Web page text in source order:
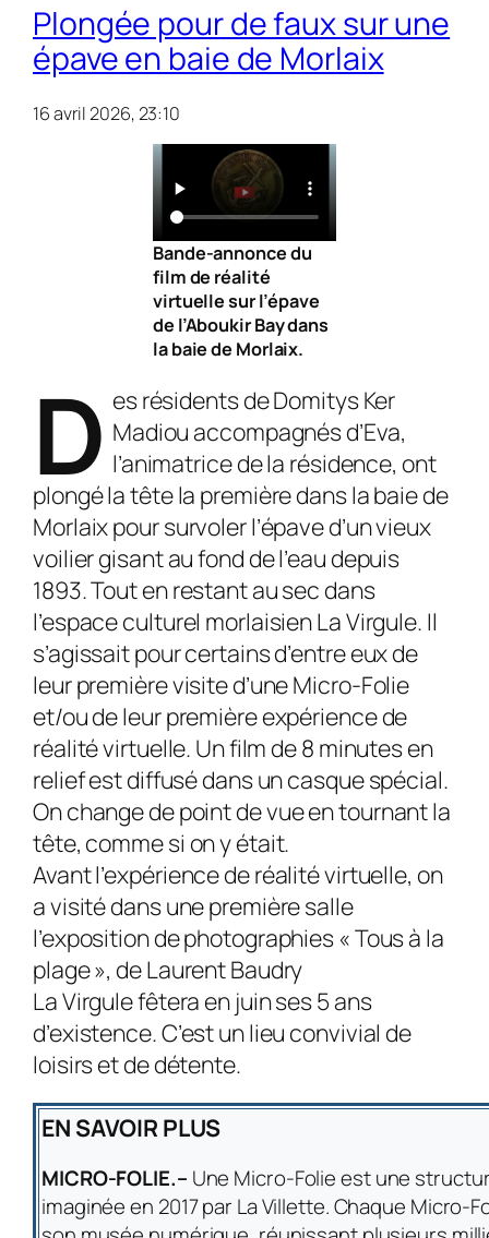
Plongée pour de faux sur une
épave en baie de Morlaix
16 avril 2026, 23:10
Bande-annonce du
film de réalité
virtuelle sur l’épave
de l’Aboukir Bay dans
la baie de Morlaix.
D es résidents de Domitys Ker
Madiou accompagnés d’Eva,
l’animatrice de la résidence, ont
plongé la tête la première dans la baie de
Morlaix pour survoler l’épave d’un vieux
voilier gisant au fond de l’eau depuis
1893. Tout en restant au sec dans
l’espace culturel morlaisien La Virgule. Il
s’agissait pour certains d’entre eux de
leur première visite d’une Micro-Folie
et/ou de leur première expérience de
réalité virtuelle. Un film de 8 minutes en
relief est diffusé dans un casque spécial.
On change de point de vue en tournant la
tête, comme si on y était.
Avant l’expérience de réalité virtuelle, on
a visité dans une première salle
l’exposition de photographies « Tous à la
plage », de Laurent Baudry
La Virgule fêtera en juin ses 5 ans
d’existence. C’est un lieu convivial de
loisirs et de détente.
EN SAVOIR PLUS
MICRO-FOLIE.– Une Micro-Folie est une
imaginée en 2017 par La Villette. Chaque Micro-